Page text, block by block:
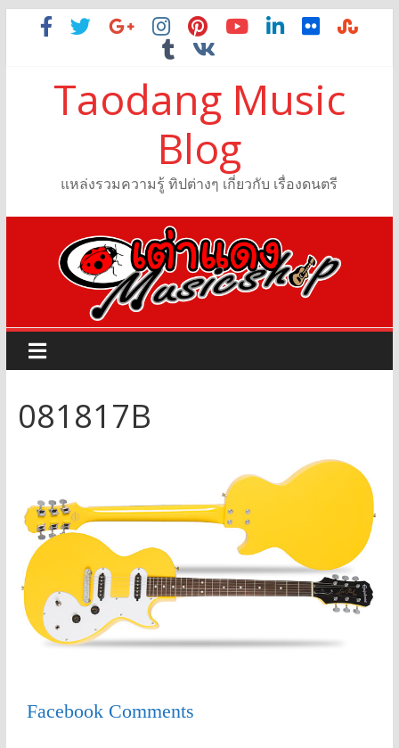
Taodang Music
Blog
แหล่งรวมความรู้ ทิปต่างๆ เกี่ยวกับ เรื่องดนตรี
081817B
Facebook Comments